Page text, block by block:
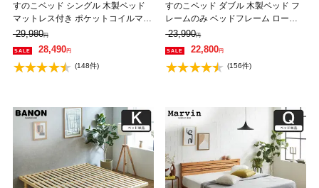
すのこベッド シングル 木製ベッド
マットレス付き ポケットコイルマッ
トレス ふつう 組立簡単 ヘッドレス
一人暮らし 北欧 低ホルムアルデヒ
ド バノン【AR】
29,980円
28,490円
(148件)
すのこベッド ダブル 木製ベッド フ
レームのみ ベッドフレーム ローベ
ッド 高さ調整 組立簡単 ヘッドレス
一人暮らし 北欧 低ホルムアルデヒ
ド バノン【AR】 【大型家具配送】
23,990円
22,800円
(156件)